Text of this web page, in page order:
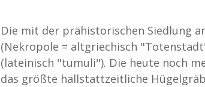
Die mit der prähistorischen Siedlung
(Nekropole = altgriechisch
(lateinisch "tumuli"). Die heute noch
das größte hallstattzeitliche